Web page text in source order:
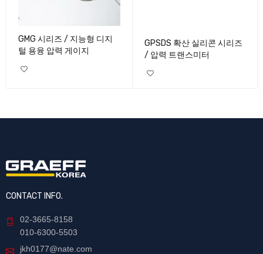
GMG 시리즈 / 지능형 디지
털 용융 압력 게이지
GPSDS 확산 실리콘 시리즈
/ 압력 트랜스미터
CONTACT INFO.
02-3665-8158
010-6300-5503
jkh0177@nate.com